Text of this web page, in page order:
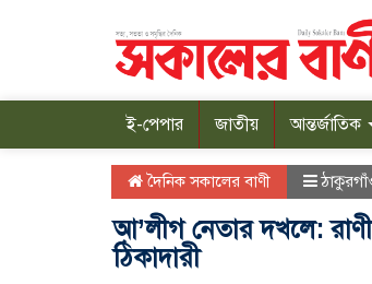
ই-পেপার জাতীয় আন্তর্জাতিক
দৈনিক সকালের বাণী
আ’লীগ নেতার দখলে:
ঠিকাদারী